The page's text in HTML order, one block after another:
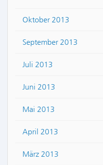
Oktober 2013
September 2013
Juli 2013
Juni 2013
Mai 2013
April 2013
März 2013